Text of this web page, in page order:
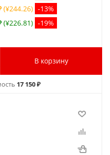
(¥244.26) -13%
(¥226.81) -19%
В корзину
17 150 ₽